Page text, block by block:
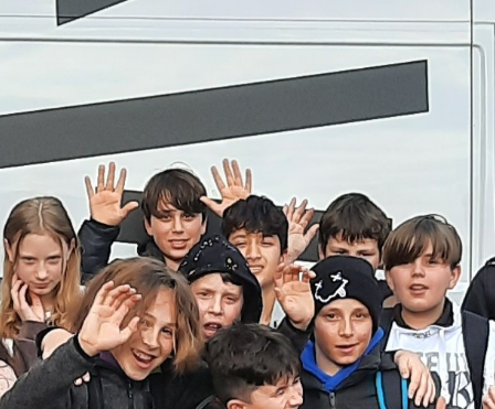
vergessen, ein Flötenheini, der die Kinder
zum Tanzen verzaubert.
Sendung vom 28.03.2024
Moderation und Redaktion: Schüler*innen
der Kreisschule Leibstadt / Full-Reuenthal
00:00 21:10